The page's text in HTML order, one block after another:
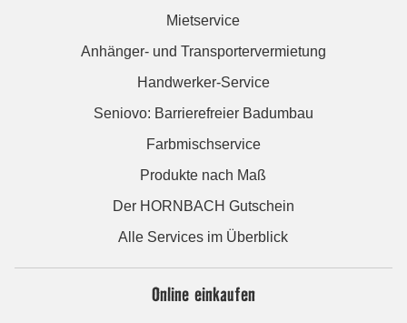
Mietservice
Anhänger- und Transportervermietung
Handwerker-Service
Seniovo: Barrierefreier Badumbau
Farbmischservice
Produkte nach Maß
Der HORNBACH Gutschein
Alle Services im Überblick
Online einkaufen